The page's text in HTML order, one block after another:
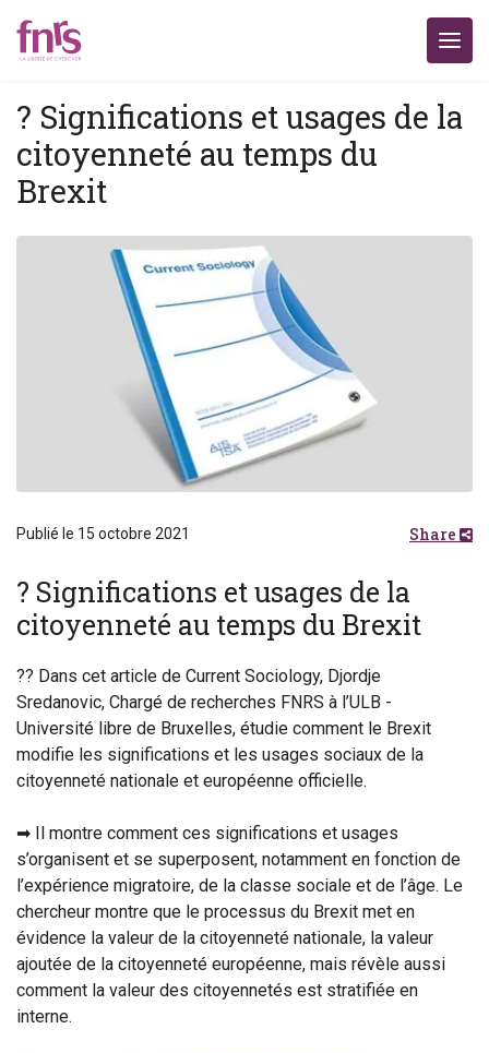
? Significations et usages de la
citoyenneté au temps du
Brexit
Publié le 15 octobre 2021 Share
? Significations et usages de la
citoyenneté au temps du Brexit
?‍? Dans cet article de Current Sociology, Djordje
Sredanovic, Chargé de recherches FNRS à l’ULB -
Université libre de Bruxelles, étudie comment le Brexit
modifie les significations et les usages sociaux de la
citoyenneté nationale et européenne officielle.
➡ Il montre comment ces significations et usages
s’organisent et se superposent, notamment en fonction de
l’expérience migratoire, de la classe sociale et de l’âge. Le
chercheur montre que le processus du Brexit met en
évidence la valeur de la citoyenneté nationale, la valeur
ajoutée de la citoyenneté européenne, mais révèle aussi
comment la valeur des citoyennetés est stratifiée en
interne.